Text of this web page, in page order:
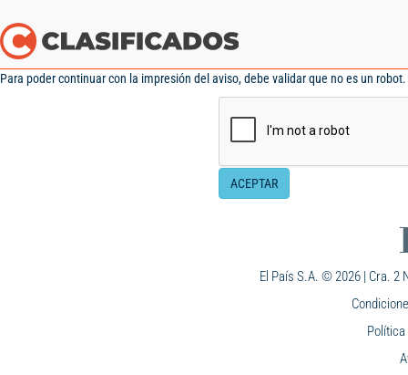
Para poder continuar con la impresión del aviso, debe validar que no es un
ACEPTAR
El País S.A. © 2026 | Cra. 2